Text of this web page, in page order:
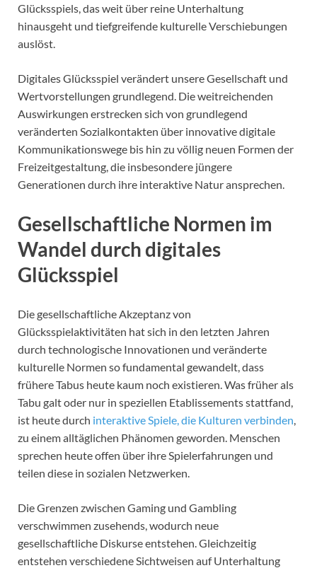
Glücksspiels, das weit über reine Unterhaltung
hinausgeht und tiefgreifende kulturelle Verschiebungen
auslöst.
Digitales Glücksspiel verändert unsere Gesellschaft und
Wertvorstellungen grundlegend. Die weitreichenden
Auswirkungen erstrecken sich von grundlegend
veränderten Sozialkontakten über innovative digitale
Kommunikationswege bis hin zu völlig neuen Formen der
Freizeitgestaltung, die insbesondere jüngere
Generationen durch ihre interaktive Natur ansprechen.
Gesellschaftliche Normen im
Wandel durch digitales
Glücksspiel
Die gesellschaftliche Akzeptanz von
Glücksspielaktivitäten hat sich in den letzten Jahren
durch technologische Innovationen und veränderte
kulturelle Normen so fundamental gewandelt, dass
frühere Tabus heute kaum noch existieren. Was früher als
Tabu galt oder nur in speziellen Etablissements stattfand,
ist heute durch interaktive Spiele, die Kulturen verbinden,
zu einem alltäglichen Phänomen geworden. Menschen
sprechen heute offen über ihre Spielerfahrungen und
teilen diese in sozialen Netzwerken.
Die Grenzen zwischen Gaming und Gambling
verschwimmen zusehends, wodurch neue
gesellschaftliche Diskurse entstehen. Gleichzeitig
entstehen verschiedene Sichtweisen auf Unterhaltung